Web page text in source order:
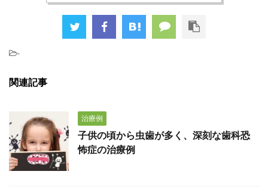
-
関連記事
治療例
子供の頃から虫歯が多く、深刻な歯科恐
怖症の治療例